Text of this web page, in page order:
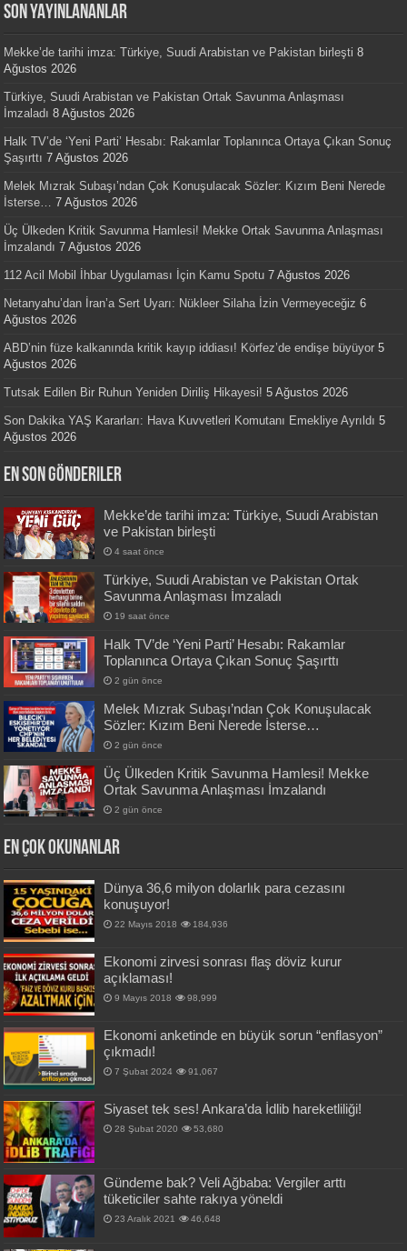
SON YAYINLANANLAR
Mekke’de tarihi imza: Türkiye, Suudi Arabistan ve Pakistan birleşti 8
Ağustos 2026
Türkiye, Suudi Arabistan ve Pakistan Ortak Savunma Anlaşması
İmzaladı 8 Ağustos 2026
Halk TV’de ‘Yeni Parti’ Hesabı: Rakamlar Toplanınca Ortaya Çıkan Sonuç
Şaşırttı 7 Ağustos 2026
Melek Mızrak Subaşı’ndan Çok Konuşulacak Sözler: Kızım Beni Nerede
İsterse…
7 Ağustos 2026
Üç Ülkeden Kritik Savunma Hamlesi! Mekke Ortak Savunma Anlaşması
İmzalandı 7 Ağustos 2026
112 Acil Mobil İhbar Uygulaması İçin Kamu Spotu 7 Ağustos 2026
Netanyahu’dan İran’a Sert Uyarı: Nükleer Silaha İzin Vermeyeceğiz 6
Ağustos 2026
ABD’nin füze kalkanında kritik kayıp iddiası! Körfez’de endişe büyüyor 5
Ağustos 2026
Tutsak Edilen Bir Ruhun Yeniden Diriliş Hikayesi! 5 Ağustos 2026
Son Dakika YAŞ Kararları: Hava Kuvvetleri Komutanı Emekliye Ayrıldı 5
Ağustos 2026
En Son Gönderiler
Mekke’de tarihi imza: Türkiye, Suudi Arabistan
ve Pakistan birleşti
4 saat önce
Türkiye, Suudi Arabistan ve Pakistan Ortak
Savunma Anlaşması İmzaladı
19 saat önce
Halk TV’de ‘Yeni Parti’ Hesabı: Rakamlar
Toplanınca Ortaya Çıkan Sonuç Şaşırttı
2 gün önce
Melek Mızrak Subaşı’ndan Çok Konuşulacak
Sözler: Kızım Beni Nerede İsterse…
2 gün önce
Üç Ülkeden Kritik Savunma Hamlesi! Mekke
Ortak Savunma Anlaşması İmzalandı
2 gün önce
En Çok okunanlar
Dünya 36,6 milyon dolarlık para cezasını
konuşuyor!
22 Mayıs 2018 184,936
Ekonomi zirvesi sonrası flaş döviz kurur
açıklaması!
9 Mayıs 2018 98,999
Ekonomi anketinde en büyük sorun “enflasyon”
çıkmadı!
7 Şubat 2024 91,067
Siyaset tek ses! Ankara’da İdlib hareketliliği!
28 Şubat 2020 53,680
Gündeme bak? Veli Ağbaba: Vergiler arttı
tüketiciler sahte rakıya yöneldi
23 Aralık 2021 46,648